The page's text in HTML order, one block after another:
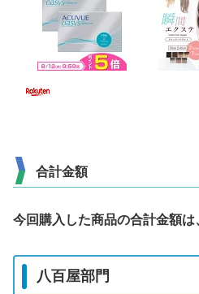
合計金額
今回購入した商品の合計金額は
八百屋部門